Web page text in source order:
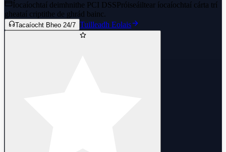
Íocaíochtaí deimhnithe PCI DSS Próiseáiltear íocaíochtaí cárta trí
gheataí criptithe de ghrád bainc.
Tacaíocht Bheo 24/7 Tuilleadh Eolais